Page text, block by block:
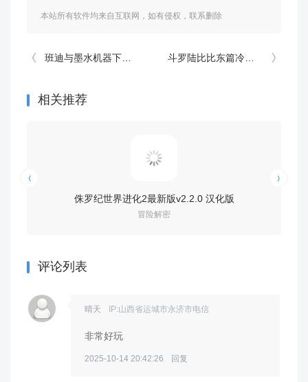
本站所有软件均来自互联网，如有侵权，联系删除
班迪与墨水机器下载游戏最新版(BATIM) 斗罗陆比比东篇冷狐版
相关推荐
侏罗纪世界进化2最新版v2.2.0 汉化版
冒险解密
评论列表
晴天 IP:山西省运城市永济市电信
非常好玩
2025-10-14 20:42:26 回复